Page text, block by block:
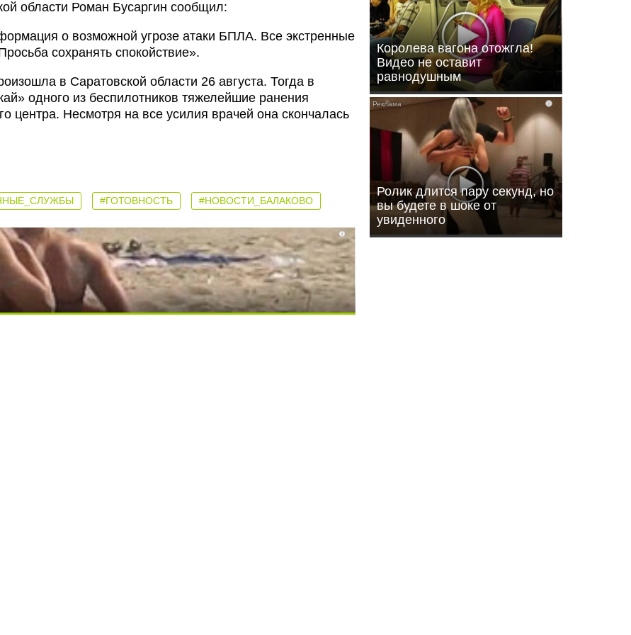
области Роман Бусаргин сообщил:
о возможной угрозе атаки БПЛА. Все экстренные
сохранять спокойствие».
в Саратовской области 26 августа. Тогда в
одного из беспилотников тяжелейшие ранения
центра. Несмотря на все усилия врачей она скончалась
#ГОТОВНОСТЬ #НОВОСТИ_БАЛАКОВО
i
Королева вагона отожгла!
Видео не оставит
равнодушным
i
Ролик длится пару секунд, но
вы будете в шоке от
увиденного